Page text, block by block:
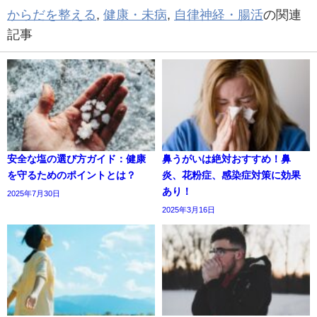
からだを整える, 健康・未病, 自律神経・腸活の関連
記事
安全な塩の選び方ガイド：健康
を守るためのポイントとは？
2025年7月30日
鼻うがいは絶対おすすめ！鼻
炎、花粉症、感染症対策に効果
あり！
2025年3月16日